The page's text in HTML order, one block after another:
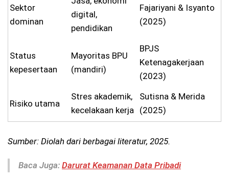
Sektor
dominan
digital,
pendidikan
Fajariyani & Isyanto
(2025)
Status
kepesertaan
Mayoritas BPU
(mandiri)
BPJS
Ketenagakerjaan
(2023)
Risiko utama
Stres akademik,
kecelakaan kerja
Sutisna & Merida
(2025)
Sumber: Diolah dari berbagai literatur, 2025.
Baca Juga: Darurat Keamanan Data Pribadi